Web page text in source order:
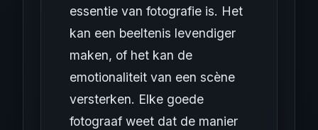
essentie van fotografie is. Het
kan een beeltenis levendiger
maken, of het kan de
emotionaliteit van een scène
versterken. Elke goede
fotograaf weet dat de manier